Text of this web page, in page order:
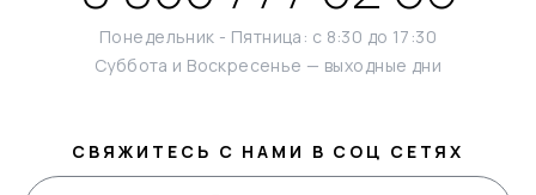
Понедельник - Пятница: с 8:30 до 17:30
Суббота и Воскресенье — выходные дни
СВЯЖИТЕСЬ С НАМИ В СОЦ СЕТЯХ